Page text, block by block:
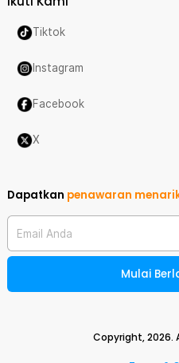
Tiktok
Instagram
Facebook
X
Dapatkan penawaran
Email Anda
Mulai
Copyright,2026.